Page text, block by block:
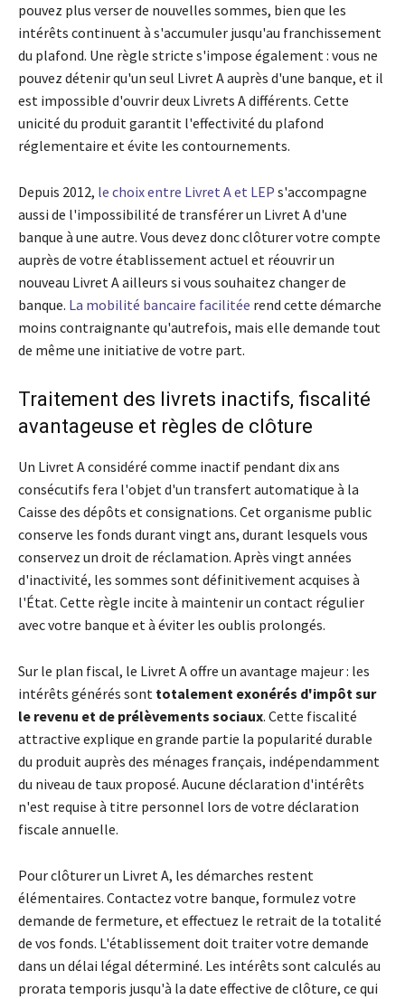
pouvez plus verser de nouvelles sommes, bien que les
intérêts continuent à s'accumuler jusqu'au franchissement
du plafond. Une règle stricte s'impose également : vous ne
pouvez détenir qu'un seul Livret A auprès d'une banque, et il
est impossible d'ouvrir deux Livrets A différents. Cette
unicité du produit garantit l'effectivité du plafond
réglementaire et évite les contournements.
Depuis 2012, le choix entre Livret A et LEP s'accompagne
aussi de l'impossibilité de transférer un Livret A d'une
banque à une autre. Vous devez donc clôturer votre compte
auprès de votre établissement actuel et réouvrir un
nouveau Livret A ailleurs si vous souhaitez changer de
banque. La mobilité bancaire facilitée rend cette démarche
moins contraignante qu'autrefois, mais elle demande tout
de même une initiative de votre part.
Traitement des livrets inactifs, fiscalité
avantageuse et règles de clôture
Un Livret A considéré comme inactif pendant dix ans
consécutifs fera l'objet d'un transfert automatique à la
Caisse des dépôts et consignations. Cet organisme public
conserve les fonds durant vingt ans, durant lesquels vous
conservez un droit de réclamation. Après vingt années
d'inactivité, les sommes sont définitivement acquises à
l'État. Cette règle incite à maintenir un contact régulier
avec votre banque et à éviter les oublis prolongés.
Sur le plan fiscal, le Livret A offre un avantage majeur : les
intérêts générés sont totalement exonérés d'impôt sur
le revenu et de prélèvements sociaux. Cette fiscalité
attractive explique en grande partie la popularité durable
du produit auprès des ménages français, indépendamment
du niveau de taux proposé. Aucune déclaration d'intérêts
n'est requise à titre personnel lors de votre déclaration
fiscale annuelle.
Pour clôturer un Livret A, les démarches restent
élémentaires. Contactez votre banque, formulez votre
demande de fermeture, et effectuez le retrait de la totalité
de vos fonds. L'établissement doit traiter votre demande
dans un délai légal déterminé. Les intérêts sont calculés au
prorata temporis jusqu'à la date effective de clôture, ce qui